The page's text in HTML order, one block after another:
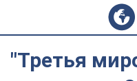
"Третья